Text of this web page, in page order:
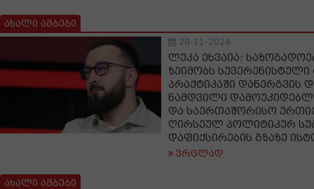
ახალი ამბები
28-11-2024
ლუკა ეხვაია:
ზეიმობს
პრაქტიკაში დანერგვის
ნამდვილი
და საერთაშორისო
ღირსეულ პოლიტიკურ
დაფიქსირების გზაზე
ვრცლად
ახალი ამბები